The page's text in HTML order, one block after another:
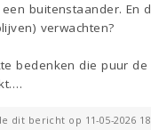
buitenstaander. En
verwachten?
bedenken die puur
dit bericht op 11-05-2026